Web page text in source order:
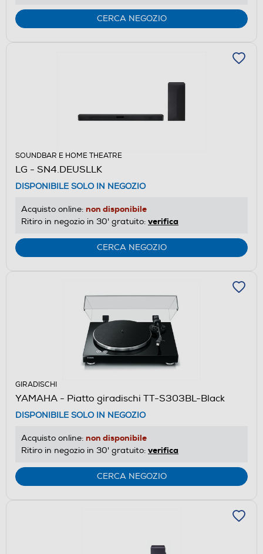
CERCA NEGOZIO
SOUNDBAR E HOME THEATRE
LG - SN4.DEUSLLK
DISPONIBILE SOLO IN NEGOZIO
Acquisto online: non disponibile
Ritiro in negozio in 30' gratuito: verifica
CERCA NEGOZIO
GIRADISCHI
YAMAHA - Piatto giradischi TT-S303BL-Black
DISPONIBILE SOLO IN NEGOZIO
Acquisto online: non disponibile
Ritiro in negozio in 30' gratuito: verifica
CERCA NEGOZIO